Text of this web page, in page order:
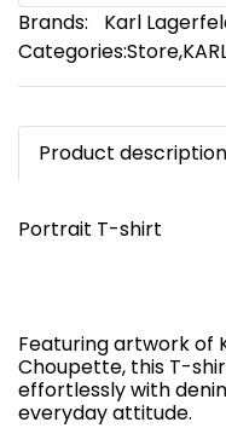
Brands:
Karl
Categories:Store,
Product description
Portrait T-shirt
Featuring artwork of
Choupette, this T-
effortlessly with
everyday attitude.